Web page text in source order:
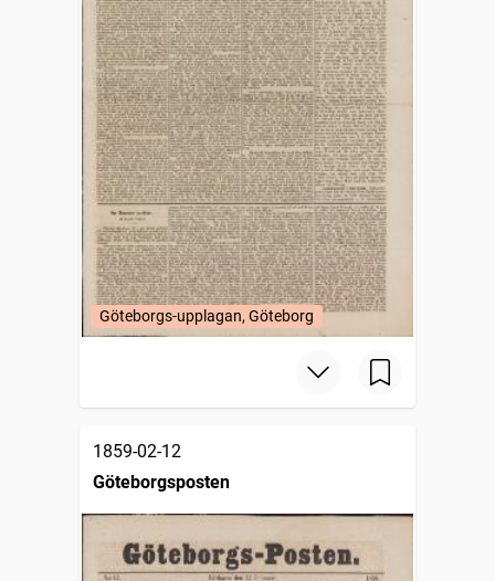
Göteborgs-upplagan, Göteborg
1859-02-12
Göteborgsposten